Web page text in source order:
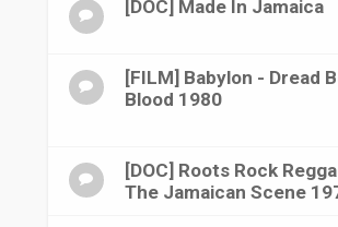
[DOC] Made In Jamaica
[FILM] Babylon - Dread
Blood 1980
[DOC] Roots Rock
The Jamaican Scene